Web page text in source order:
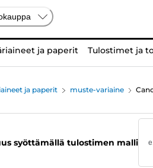
ja paperit Tulostimet ja
ja paperit muste-variaine
syöttämällä tulostimen malli